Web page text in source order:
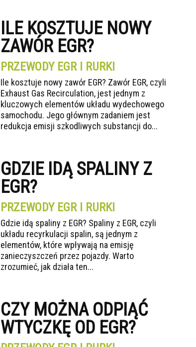
ILE KOSZTUJE NOWY
ZAWÓR EGR?
PRZEWODY EGR I RURKI
Ile kosztuje nowy zawór EGR? Zawór EGR, czyli
Exhaust Gas Recirculation, jest jednym z
kluczowych elementów układu wydechowego
samochodu. Jego głównym zadaniem jest
redukcja emisji szkodliwych substancji do...
GDZIE IDĄ SPALINY Z
EGR?
PRZEWODY EGR I RURKI
Gdzie idą spaliny z EGR? Spaliny z EGR, czyli
układu recyrkulacji spalin, są jednym z
elementów, które wpływają na emisję
zanieczyszczeń przez pojazdy. Warto
zrozumieć, jak działa ten...
CZY MOŻNA ODPIĄĆ
WTYCZKĘ OD EGR?